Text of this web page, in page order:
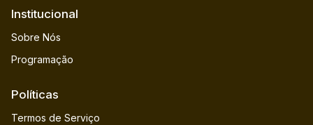
Institucional
Sobre Nós
Programação
Políticas
Termos de Serviço